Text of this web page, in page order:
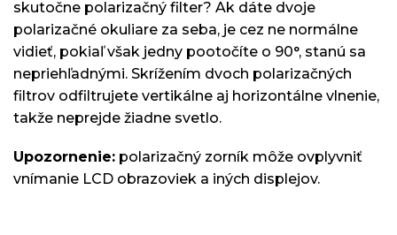
skutočne polarizačný filter? Ak dáte dvoje
polarizačné okuliare za seba, je cez ne normálne
vidieť, pokiaľ však jedny pootočíte o 90°, stanú sa
nepriehľadnými. Skrížením dvoch polarizačných
filtrov odfiltrujete vertikálne aj horizontálne vlnenie,
takže neprejde žiadne svetlo.
Upozornenie: polarizačný zorník môže ovplyvniť
vnímanie LCD obrazoviek a iných displejov.